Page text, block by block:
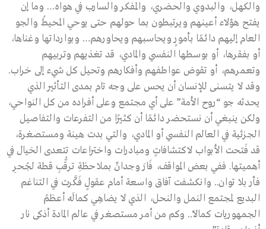
والكهل، والبدوي والحضري، والمفكر والسارب في هواه… وما إن
يفتح هؤلاء أعينهم ويرتبطون بما حولهم حتى يوحي المحيطُ والجو
العام إليهم دائمًا بأمورٍ ويحاسبهم ويحاورهم… وبوارداتها وغناها،
أو بفقرها، أو بوسطها النفسي والمادي، قد تغذيهم وتربيهم
وتعمرهم، أو تقوض عواطفهم وأفكارهم وتحيل كل شيء إلى خراب.
وقد لا يتسنى للإنسان أن يحس على وجه تام بمدى التأثير الذي
يحدثه جو “روح الأمة” على أي مجتمع وعلى أفراده من كل النواحي،
ولكن ينبغي أن نستحضر دائمًا أن كثيرًا من التفرعات والتفاصيل
الجزئية في العالم النفسي أو المادي، والتي بدت هينة ومستصغرة،
قد فَتحت الأبواب لاكتشافاتٍ ومبادرات واختراعات تتعدى الخيال في
أهميتها. ففي بعض المواقف، فَارَ وجدانٌ بملاحظةِ ترقُّبِ قطة لجُحرِ
فأر بلا توان.. وانكشفت آفاق واسعة أمام عقولٍ فَكَّرت في التناغم
البديع لمجتمع النمل والنحل، الذي لا يضاهِي كمالَه أعظمُ
الجمهوريات كمالاً.. وكم من أمر مستصغر في عالم المادة أذكى نار